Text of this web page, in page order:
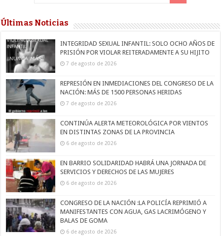
Últimas Noticias
INTEGRIDAD SEXUAL INFANTIL: SOLO OCHO AÑOS DE
PRISIÓN POR VIOLAR REITERADAMENTE A SU HIJITO
7 de agosto de 2026
REPRESIÓN EN INMEDIACIONES DEL CONGRESO DE LA
NACIÓN: MÁS DE 1500 PERSONAS HERIDAS
7 de agosto de 2026
CONTINÚA ALERTA METEOROLÓGICA POR VIENTOS
EN DISTINTAS ZONAS DE LA PROVINCIA
6 de agosto de 2026
EN BARRIO SOLIDARIDAD HABRÁ UNA JORNADA DE
SERVICIOS Y DERECHOS DE LAS MUJERES
6 de agosto de 2026
CONGRESO DE LA NACIÓN :LA POLICÍA REPRIMIÓ A
MANIFESTANTES CON AGUA, GAS LACRIMÓGENO Y
BALAS DE GOMA
6 de agosto de 2026